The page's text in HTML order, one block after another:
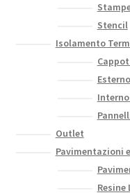
Stencil
Isolamento
Outlet
Pavimentazioni
Resine